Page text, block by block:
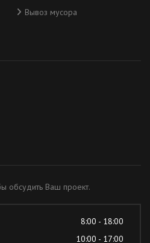
Вывоз мусора
обсудить Ваш проект.
8:00 - 18:00
10:00 - 17:00